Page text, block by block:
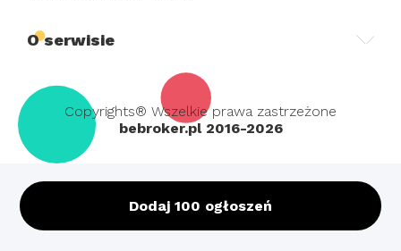
Dodaj 100 ogłoszeń
O serwisie
Copyrights® Wszelkie prawa zastrzeżone
bebroker.pl 2016-2026